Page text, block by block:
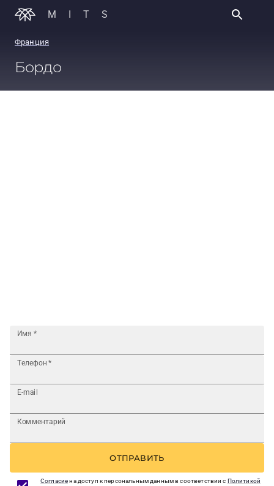
MITS
Франция
Бордо
Имя *
Телефон *
E-mail
Комментарий
ОТПРАВИТЬ
Согласиена доступ к персональным данным в соответствии с Политикой